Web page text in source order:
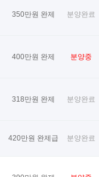
350만원 완제 분양완료
400만원 완제 분양중
318만원 완제 분양완료
420만원 완제급 분양완료